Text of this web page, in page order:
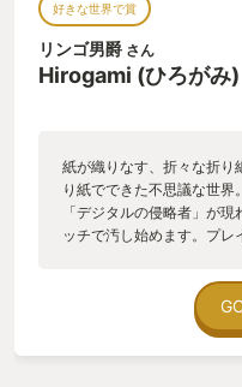
好きな世界で賞
リンゴ男爵 さん
Hirogami (ひろがみ)
紙が織りなす、折々な折り
り紙でできた不思議な世
「デジタルの侵略者」が
ッチで汚し始めます。プ
平和を取り戻すために戦
る理由は、「アクション
このゲームでは、さまざ